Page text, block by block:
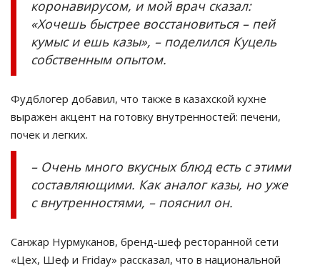
коронавирусом, и мой врач сказал:
«Хочешь быстрее восстановиться – пей
кумыс и ешь казы», – поделился Куцель
собственным опытом.
Фудблогер добавил, что также в казахской кухне
выражен акцент на готовку внутренностей: печени,
почек и легких.
– Очень много вкусных блюд есть с этими
составляющими. Как аналог казы, но уже
с внутренностями, – пояснил он.
Санжар Нурмуканов, бренд-шеф ресторанной сети
«Цех, Шеф и Friday» рассказал, что в национальной